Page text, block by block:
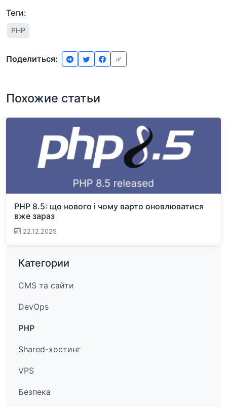
Теги:
PHP
Поделиться:
Похожие статьи
PHP 8.5: що нового і чому варто оновлюватися
вже зараз
22.12.2025
Категории
CMS та сайти
DevOps
PHP
Shared-хостинг
VPS
Безпека